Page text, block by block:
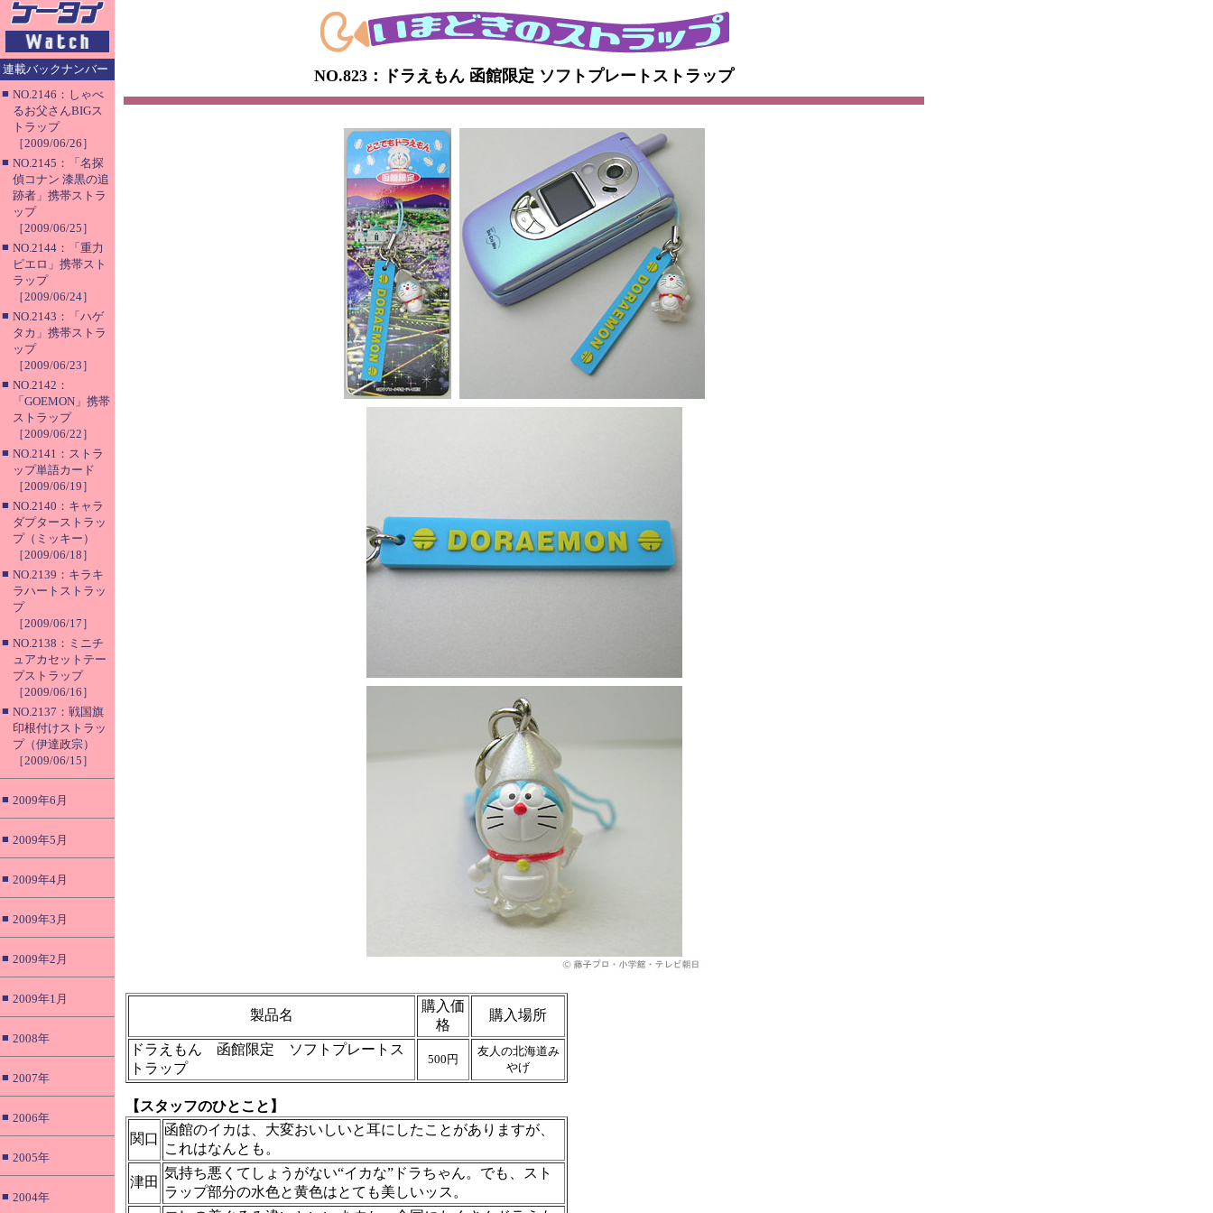
連載バックナンバー
■ NO.2146：しゃべ
るお父さんBIGス
トラップ
［2009/06/26］
■ NO.2145：「名探
偵コナン 漆黒の追
跡者」携帯ストラ
ップ
［2009/06/25］
■ NO.2144：「重力
ピエロ」携帯スト
ラップ
［2009/06/24］
■ NO.2143：「ハゲ
タカ」携帯ストラ
ップ
［2009/06/23］
■ NO.2142：
「GOEMON」携帯
ストラップ
［2009/06/22］
■ NO.2141：ストラ
ップ単語カード
［2009/06/19］
■ NO.2140：キャラ
ダプターストラッ
プ（ミッキー）
［2009/06/18］
■ NO.2139：キラキ
ラハートストラッ
プ
［2009/06/17］
■ NO.2138：ミニチ
ュアカセットテー
プストラップ
［2009/06/16］
■ NO.2137：戦国旗
印根付けストラッ
プ（伊達政宗）
［2009/06/15］
■ 2009年6月
■ 2009年5月
■ 2009年4月
■ 2009年3月
■ 2009年2月
■ 2009年1月
■ 2008年
■ 2007年
■ 2006年
■ 2005年
■ 2004年
NO.823：ドラえもん 函館限定 ソフトプレートストラップ
製品名
購入価
格
購入場所
ドラえもん 函館限定 ソフトプレートス
トラップ
500円
友人の北海道み
やげ
【スタッフのひとこと】
関口
函館のイカは、大変おいしいと耳にしたことがありますが、
これはなんとも。
津田
気持ち悪くてしょうがない“イカな”ドラちゃん。でも、スト
ラップ部分の水色と黄色はとても美しいッス。